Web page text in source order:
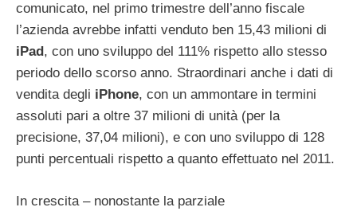
comunicato, nel primo trimestre dell’anno fiscale
l’azienda avrebbe infatti venduto ben 15,43 milioni di
iPad , con uno sviluppo del 111% rispetto allo stesso
periodo dello scorso anno. Straordinari anche i dati di
vendita degli iPhone, con un ammontare in termini
assoluti pari a oltre 37 milioni di unità (per la
precisione, 37,04 milioni), e con uno sviluppo di 128
punti percentuali rispetto a quanto effettuato nel 2011.
In crescita – nonostante la parziale